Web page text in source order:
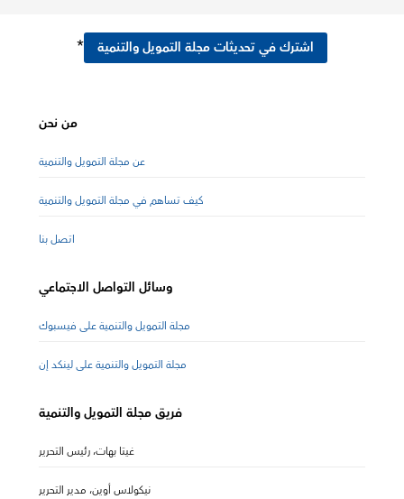
اشترك في تحديثات مجلة التمويل والتنمية *
من نحن
عن مجلة التمويل والتنمية
كيف تساهم في مجلة التمويل والتنمية
اتصل بنا
وسائل التواصل الاجتماعي
مجلة التمويل والتنمية على فيسبوك
مجلة التمويل والتنمية على لينكد إن
فريق مجلة التمويل والتنمية
غيتا بهات، رئيس التحرير
نيكولاس أوين، مدير التحرير